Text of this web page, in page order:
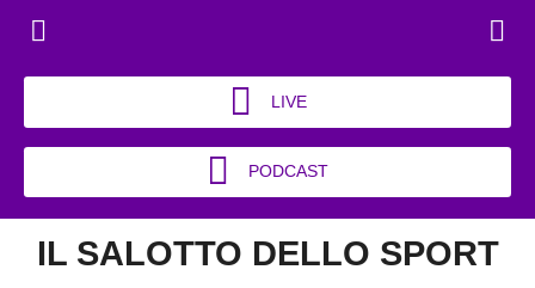
LIVE
PODCAST
IL SALOTTO DELLO SPORT